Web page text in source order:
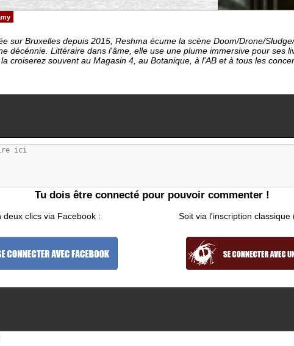
sur Bruxelles depuis 2015, Reshma écume la scène Doom/Drone/
décénnie. Littéraire dans l'âme, elle use une plume immersive pour ses
croiserez souvent au Magasin 4, au Botanique, à l'AB et à tous les
Tu dois être connecté pour pouvoir commenter !
deux clics via Facebook : Soit via l'inscription classique